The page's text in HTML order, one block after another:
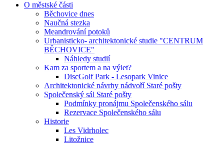
O městské části
Běchovice dnes
Naučná stezka
Meandrování potoků
Urbanisticko- architektonické studie "CENTRUM
BĚCHOVICE"
Náhledy studií
Kam za sportem a na výlet?
DiscGolf Park - Lesopark Vinice
Architektonické návrhy nádvoří Staré pošty
Společenský sál Staré pošty
Podmínky pronájmu Společenského sálu
Rezervace Společenského sálu
Historie
Les Vidrholec
Litožnice